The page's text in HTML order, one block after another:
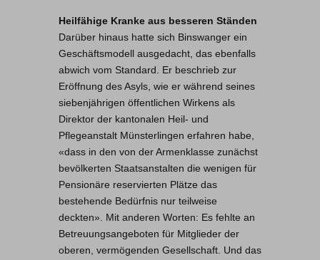
Heilfähige Kranke aus besseren Ständen
Darüber hinaus hatte sich Binswanger ein
Geschäftsmodell ausgedacht, das ebenfalls
abwich vom Standard. Er beschrieb zur
Eröffnung des Asyls, wie er während seines
siebenjährigen öffentlichen Wirkens als
Direktor der kantonalen Heil- und
Pflegeanstalt Münsterlingen erfahren habe,
«dass in den von der Armenklasse zunächst
bevölkerten Staatsanstalten die wenigen für
Pensionäre reservierten Plätze das
bestehende Bedürfnis nur teilweise
deckten». Mit anderen Worten: Es fehlte an
Betreuungsangeboten für Mitglieder der
oberen, vermögenden Gesellschaft. Und das